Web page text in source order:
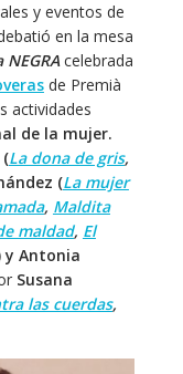
y eventos de
en la mesa
celebrada
de Premià
actividades
de la mujer.
La dona de gris,
(La mujer
, Maldita
maldad, El
y Antonia
Susana
las cuerdas,